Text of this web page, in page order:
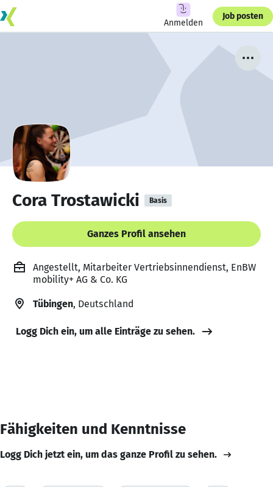
Anmelden
Job posten
Cora Trostawicki Basis
Ganzes Profil ansehen
Angestellt, Mitarbeiter Vertriebsinnendienst, EnBW
mobility+ AG & Co. KG
Tübingen, Deutschland
Logg Dich ein, um alle Einträge zu sehen.
Fähigkeiten und Kenntnisse
Logg Dich jetzt ein, um das ganze Profil zu sehen.